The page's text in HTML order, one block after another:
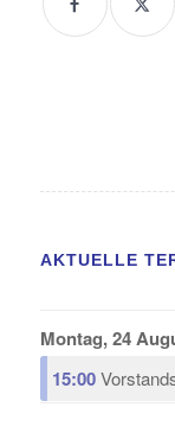
AKTUELLE
Montag, 24
15:00